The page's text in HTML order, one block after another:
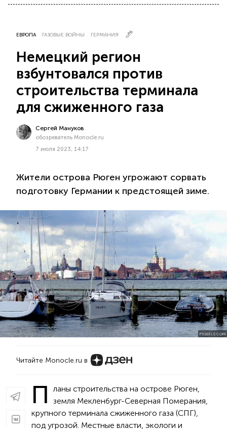
ЕВРОПА ГАЗОВЫЕ ВОЙНЫ ГЕРМАНИЯ
Немецкий регион
взбунтовался против
строительства терминала
для сжиженного газа
Сергей Мануков
обозреватель Monocle.ru
7 июля 2023, 14:17
Жители острова Рюген угрожают сорвать
подготовку Германии к предстоящей зиме.
PIQSELS.COM
Читайте Monocle.ru в
П
ланы строительства на острове Рюген,
земля Мекленбург-Северная Померания,
крупного терминала сжиженного газа (СПГ),
под угрозой. Местные власти, экологи и